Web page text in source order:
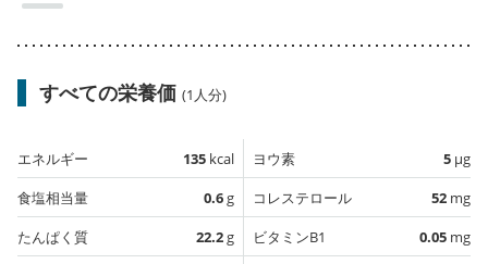
すべての栄養価 (1人分)
エネルギー 135 kcal
食塩相当量
0.6g
たんぱく質
22.2g
ヨウ素 5 µg
コレステロール
52 mg
ビタミンB1
0.05 mg